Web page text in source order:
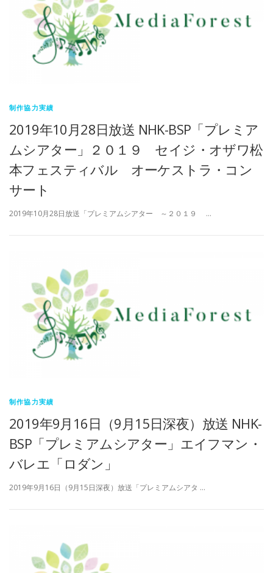
制作協力実績
2019年10月28日放送 NHK-BSP「プレミア
ムシアター」２０１９ セイジ・オザワ松
本フェスティバル オーケストラ・コン
サート
2019年10月28日放送「プレミアムシアター ～２０１９ …
制作協力実績
2019年9月16日（9月15日深夜）放送 NHK-
BSP「プレミアムシアター」エイフマン・
バレエ「ロダン」
2019年9月16日（9月15日深夜）放送「プレミアムシアタ …